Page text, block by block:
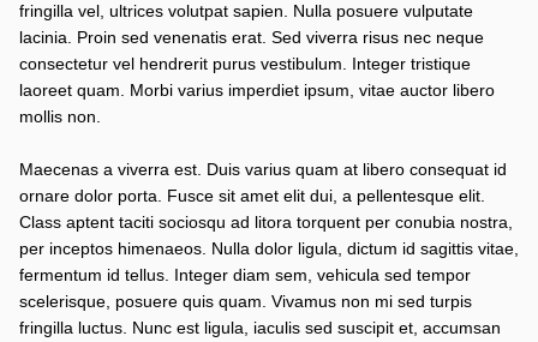
fringilla vel, ultrices volutpat sapien. Nulla posuere vulputate
lacinia. Proin sed venenatis erat. Sed viverra risus nec neque
consectetur vel hendrerit purus vestibulum. Integer tristique
laoreet quam. Morbi varius imperdiet ipsum, vitae auctor libero
mollis non.
Maecenas a viverra est. Duis varius quam at libero consequat id
ornare dolor porta. Fusce sit amet elit dui, a pellentesque elit.
Class aptent taciti sociosqu ad litora torquent per conubia nostra,
per inceptos himenaeos. Nulla dolor ligula, dictum id sagittis vitae,
fermentum id tellus. Integer diam sem, vehicula sed tempor
scelerisque, posuere quis quam. Vivamus non mi sed turpis
fringilla luctus. Nunc est ligula, iaculis sed suscipit et, accumsan